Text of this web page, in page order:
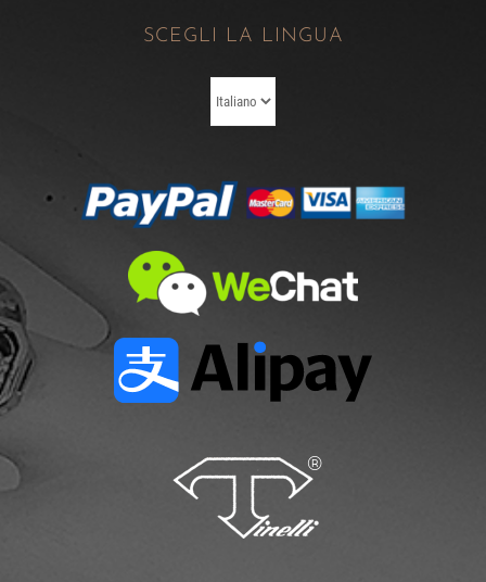
SCEGLI LA LINGUA